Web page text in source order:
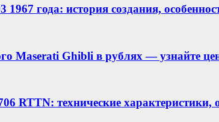
1967 года: история создания,
Maserati Ghibli в рублях — узнайте
RTTN: технические характеристики,